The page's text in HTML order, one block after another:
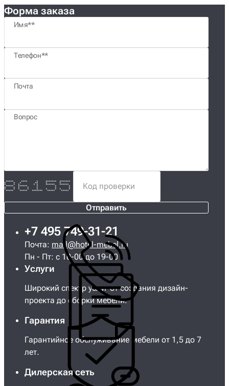
Форма заказа
Имя*
Телефон*
Почта
Вопрос
***** **** * ******* *******
* * * ** * *
* * * * * ****** ******
***** ****** * * *
* * * * * * *
* * * * * * * * *
***** ***** ******* ***** *****
Отправить
+7 495 749-31-21
Почта: mail@hotel-mebel.ru
Пн - Пт: с 10-00 до 19-00
Услуги
Широкий спектр услуг от создания дизайн-
проекта до сборки мебели.
Гарантия
Гарантийное обслуживание мебели от 1,5 до 7
лет.
Дилерская сеть